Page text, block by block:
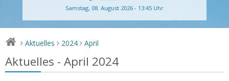
Samstag, 08. August 2026 - 13:45 Uhr
> Aktuelles > 2024 > April
Aktuelles - April 2024